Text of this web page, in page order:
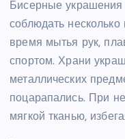
Бисерные украшения
соблюдать
время мытья рук,
спортом. Храни
металлических
поцарапались. При
мягкой тканью,